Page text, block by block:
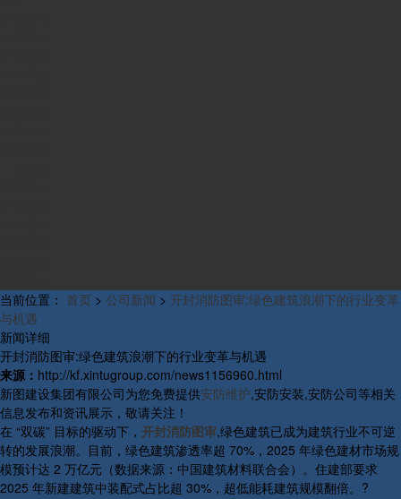
当前位置： 首页 > 公司新闻 > 开封消防图审:绿色建筑浪潮下的行业变革
与机遇
新闻详细
开封消防图审:绿色建筑浪潮下的行业变革与机遇
来源： http://kf.xintugroup.com/news1156960.html
新图建设集团有限公司为您免费提供安防维护,安防安装,安防公司等相关
信息发布和资讯展示，敬请关注！
在 “双碳” 目标的驱动下， 开封消防图审,绿色建筑已成为建筑行业不可逆
转的发展浪潮。目前，绿色建筑渗透率超 70%，2025 年绿色建材市场规
模预计达 2 万亿元（数据来源：中国建筑材料联合会）。住建部要求
2025 年新建建筑中装配式占比超 30%，超低能耗建筑规模翻倍。?